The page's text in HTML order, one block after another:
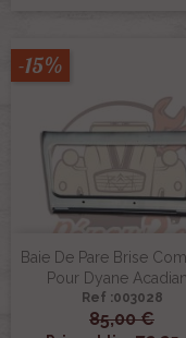
Baie De Pare Brise
Pour Dyane
Ref :003028
85,00 €
-15%